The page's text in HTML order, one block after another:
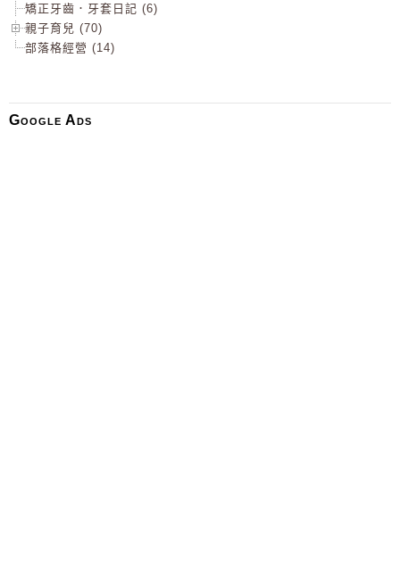
矯正牙齒．牙套日記 (6)
親子育兒 (70)
部落格經營 (14)
Google Ads